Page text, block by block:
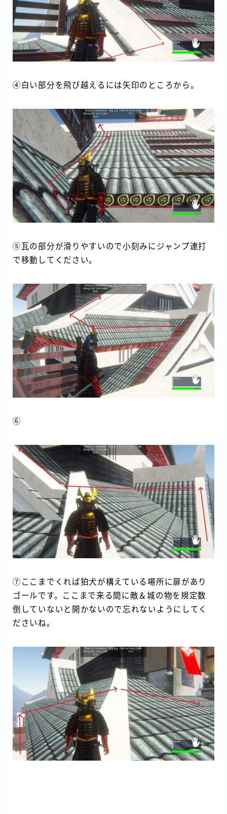
④白い部分を飛び越えるには矢印のところから。
⑤瓦の部分が滑りやすいので小刻みにジャンプ連打
で移動してください。
⑥
⑦ここまでくれば狛犬が構えている場所に扉があり
ゴールです。ここまで来る間に敵＆城の物を規定数
倒していないと開かないので忘れないようにしてく
ださいね。